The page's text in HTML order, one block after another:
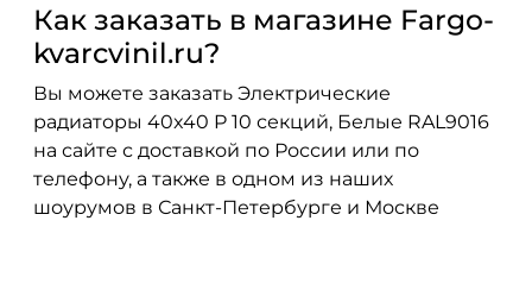
Как заказать в магазине Fargo-
kvarcvinil.ru?
Вы можете заказать Электрические
радиаторы 40x40 P 10 секций, Белые RAL9016
на сайте с доставкой по России или по
телефону, а также в одном из наших
шоурумов в Санкт-Петербурге и Москве